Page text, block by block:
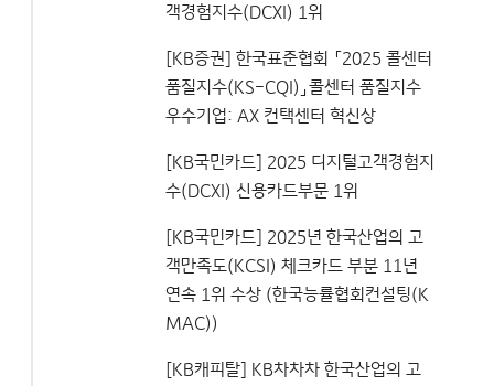
객경험지수(DCXI) 1위
[KB증권] 한국표준협회 「2025 콜센터
품질지수(KS-CQI)」콜센터 품질지수
우수기업: AX 컨택센터 혁신상
[KB국민카드] 2025 디지털고객경험지
수(DCXI) 신용카드부문 1위
[KB국민카드] 2025년 한국산업의 고
객만족도(KCSI) 체크카드 부분 11년
연속 1위 수상 (한국능률협회컨설팅(K
MAC))
[KB캐피탈] KB차차차 한국산업의 고